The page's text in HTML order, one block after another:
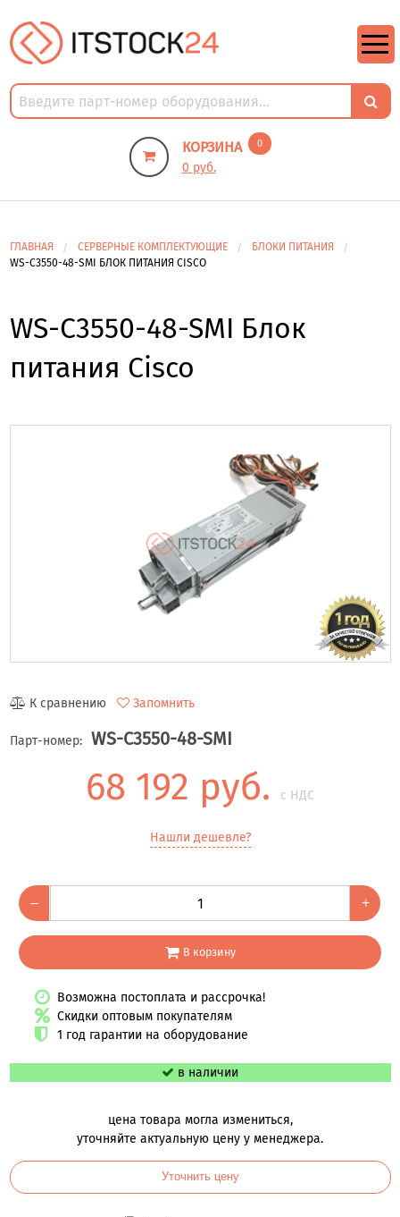
КОРЗИНА 0
0 руб.
ГЛАВНАЯ СЕРВЕРНЫЕ КОМПЛЕКТУЮЩИЕ
БЛОКИ ПИТАНИЯ
WS-C3550-48-SMI БЛОК ПИТАНИЯ CISCO
WS-C3550-48-SMI Блок
питания Cisco
К сравнению Запомнить
Парт-номер: WS-C3550-48-SMI
68 192 руб. с НДС
Нашли дешевле?
– +
В корзину
Возможна постоплата и рассрочка!
Скидки оптовым покупателям
1 год гарантии на оборудование
в наличии
цена товара могла измениться,
уточняйте актуальную цену у менеджера.
Уточнить цену